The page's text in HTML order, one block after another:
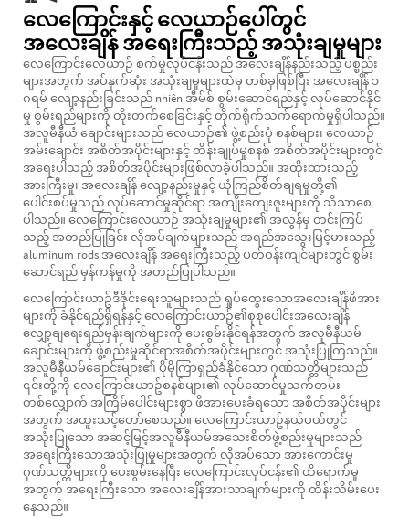
လေကြောင်းနှင့် လေယာဉ်ပေါ်တွင်
အလေးချိန် အရေးကြီးသည့် အသုံးချမှုများ
လေကြောင်းလေယာဉ် စက်မှုလုပ်ငန်းသည် အလေးချိန်နည်းသည့် ပစ္စည်း
များအတွက် အပ်နှက်ဆုံး အသုံးချမှုများထဲမှ တစ်ခုဖြစ်ပြီး အလေးချိန် ၁
ဂရမ် လျော့နည်းခြင်းသည် nhiên အီမ်စ် စွမ်းဆောင်ရည်နှင့် လုပ်ဆောင်နိုင်
မှု စွမ်းရည်များကို တိုးတက်စေခြင်းနှင့် တိုက်ရိုက်သက်ရောက်မှုရှိပါသည်။
အလူမီနီယံ ချောင်းများသည် လေယာဉ်၏ ဖွဲ့စည်းပုံ စနစ်များ၊ လေယာဉ်
အမ်းချောင်း အစိတ်အပိုင်းများနှင့် ထိန်းချုပ်မှုစနစ် အစိတ်အပိုင်းများတွင်
အရေးပါသည့် အစိတ်အပိုင်းများဖြစ်လာခဲ့ပါသည်။ အထိုးထားသည့်
အားကြီးမှု၊ အလေးချိန် လျော့နည်းမှုနှင့် ယုံကြည်စိတ်ချရမှုတို့၏
ပေါင်းစပ်မှုသည် လုပ်ဆောင်မှုဆိုင်ရာ အကျိုးကျေးဇူးများကို သိသာစေ
ပါသည်။ လေကြောင်းလေယာဉ် အသုံးချမှုများ၏ အလွန်မှ တင်းကြပ်
သည့် အတည်ပြုခြင်း လိုအပ်ချက်များသည် အရည်အသွေးမြင့်မားသည့်
aluminum rods အလေးချိန် အရေးကြီးသည့် ပတ်ဝန်းကျင်များတွင် စွမ်း
ဆောင်ရည် မှန်ကန်မှုကို အတည်ပြုပါသည်။
လေကြောင်းယာဥ်ဒီဇိုင်းရေးသူများသည် ရှုပ်ထွေးသောအလေးချိန်ဖိအား
များကို ခံနိုင်ရည်ရှိရန်နှင့် လေကြောင်းယာဥ်၏စုစုပေါင်းအလေးချိန်
လျှော့ချရေးရည်မှန်းချက်များကို ပေးစွမ်းနိုင်ရန်အတွက် အလူမီနီယမ်
ချောင်းများကို ဖွဲ့စည်းမှုဆိုင်ရာအစိတ်အပိုင်းများတွင် အသုံးပြုကြသည်။
အလူမီနီယမ်ချောင်းများ၏ ပိုမိုကြာရှည်ခံနိုင်သော ဂုဏ်သတ္တိများသည်
၎င်းတို့ကို လေကြောင်းယာဥ်စနစ်များ၏ လုပ်ဆောင်မှုသက်တမ်း
တစ်လျှောက် အကြိမ်ပေါင်းများစွာ ဖိအားပေးခံရသော အစိတ်အပိုင်းများ
အတွက် အထူးသင့်တော်စေသည်။ လေကြောင်းယာဥ်နယ်ပယ်တွင်
အသုံးပြုသော အဆင့်မြင့်အလူမီနီယမ်အသေးစိတ်ဖွဲ့စည်းမှုများသည်
အရေးကြီးသောအသုံးပြုမှုများအတွက် လိုအပ်သော အားကောင်းမှု
ဂုဏ်သတ္တိများကို ပေးစွမ်းနေပြီး လေကြောင်းလုပ်ငန်း၏ ထိရောက်မှု
အတွက် အရေးကြီးသော အလေးချိန်အားသာချက်များကို ထိန်းသိမ်းပေး
နေသည်။